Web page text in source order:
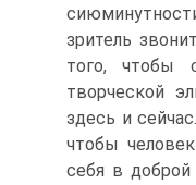
зритель
того, чтобы
творческой
здесь и
чтобы
себя в